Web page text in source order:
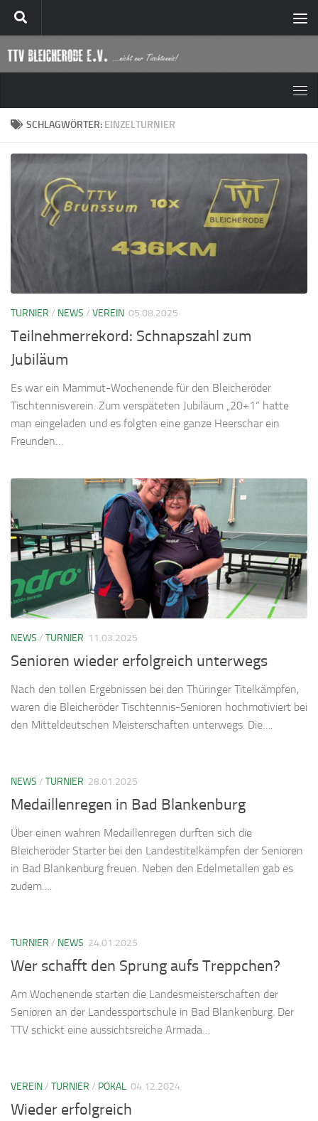
Zum Inhalt springen
SCHLAGWÖRTER: EINZELTURNIER
TURNIER / NEWS / VEREIN 05.08.2025
Teilnehmerrekord: Schnapszahl zum
Jubiläum
Es war ein Mammut-Wochenende für den Bleicheröder
Tischtennisverein. Zum verspäteten Jubiläum „20+1“ hatte
man eingeladen und es folgten eine ganze Heerschar ein
Freunden…
NEWS / TURNIER 11.03.2025
Senioren wieder erfolgreich unterwegs
Nach den tollen Ergebnissen bei den Thüringer Titelkämpfen,
waren die Bleicheröder Tischtennis-Senioren hochmotiviert bei
den Mitteldeutschen Meisterschaften unterwegs. Die….
NEWS / TURNIER 28.01.2025
Medaillenregen in Bad Blankenburg
Über einen wahren Medaillenregen durften sich die
Bleicheröder Starter bei den Landestitelkämpfen der Senioren
in Bad Blankenburg freuen. Neben den Edelmetallen gab es
zudem….
TURNIER / NEWS 24.01.2025
Wer schafft den Sprung aufs Treppchen?
Am Wochenende starten die Landesmeisterschaften der
Senioren an der Landessportschule in Bad Blankenburg. Der
TTV schickt eine aussichtsreiche Armada…
VEREIN/ TURNIER / POKAL 04.12.2024
Wieder erfolgreich